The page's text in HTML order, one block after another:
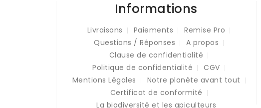
Informations
Livraisons Paiements
Remise Pro
Questions / Réponses
A propos
Clause de confidentialité
Politique de confidentialité
CGV
Mentions Légales
Notre planète avant tout
Certificat de conformité
La biodiversité et les apiculteurs